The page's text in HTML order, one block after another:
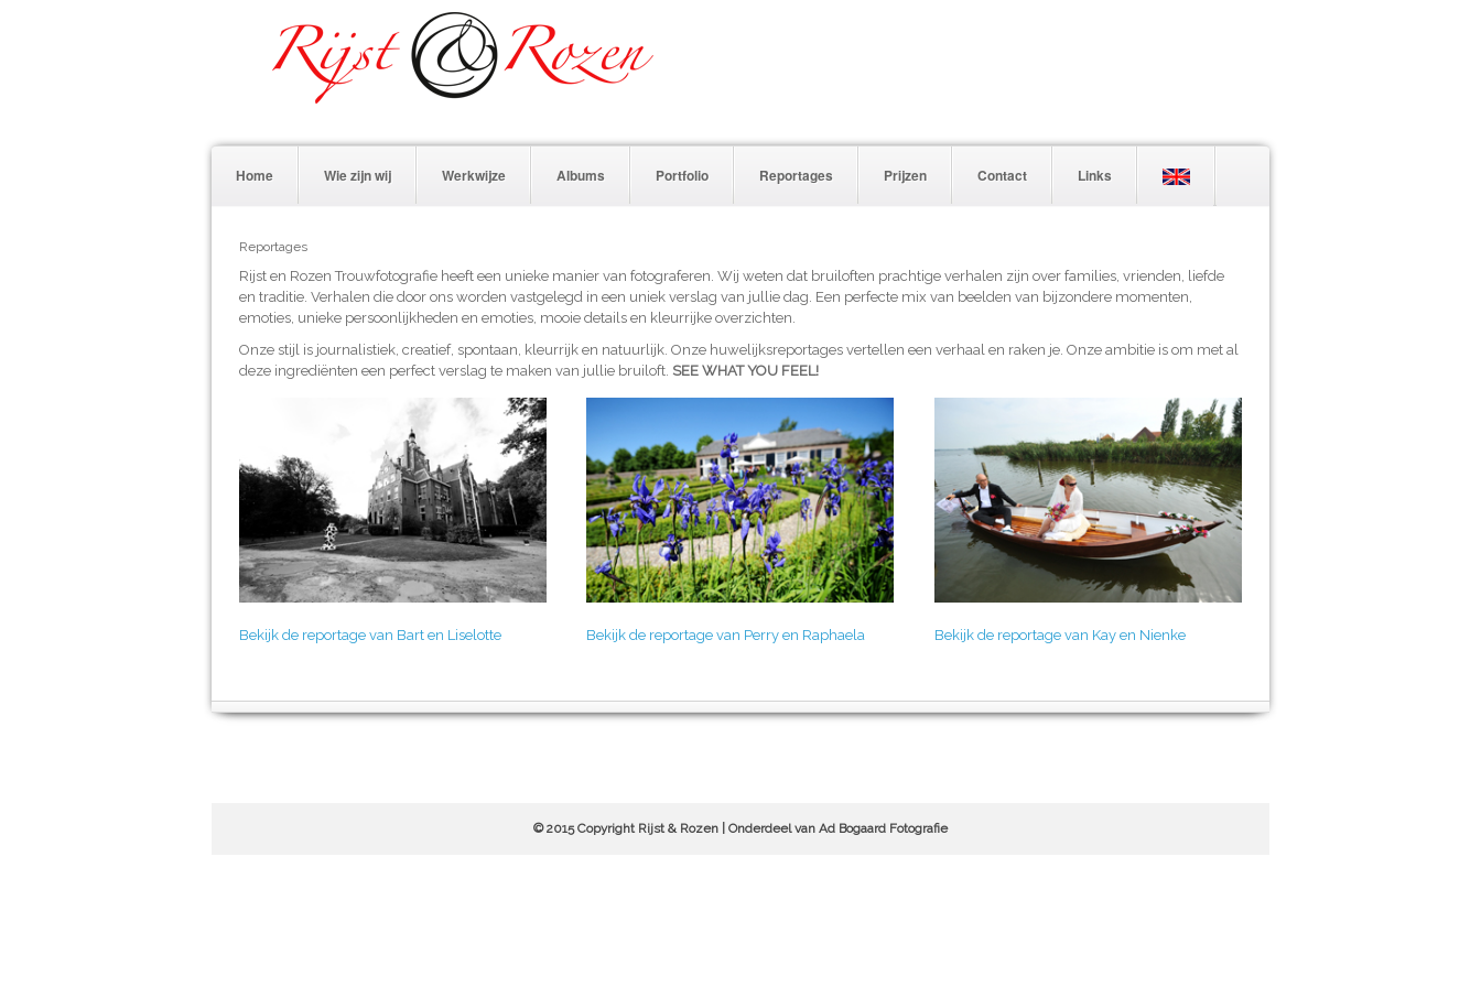
Home Wie zijn wij Werkwijze Albums Portfolio Reportages Prijzen Contact Links
Reportages
Rijst en Rozen Trouwfotografie heeft een unieke manier van fotograferen. Wij weten dat bruiloften prachtige verhalen zijn over families, vrienden, liefde
en traditie. Verhalen die door ons worden vastgelegd in een uniek verslag van jullie dag. Een perfecte mix van beelden van bijzondere momenten,
emoties, unieke persoonlijkheden en emoties, mooie details en kleurrijke overzichten.
Onze stijl is journalistiek, creatief, spontaan, kleurrijk en natuurlijk. Onze huwelijksreportages vertellen een verhaal en raken je. Onze ambitie is om met al
deze ingrediënten een perfect verslag te maken van jullie bruiloft. SEE WHAT YOU FEEL!
Bekijk de reportage van Bart en Liselotte Bekijk de reportage van Perry en Raphaela Bekijk de reportage van Kay en Nienke
© 2015 Copyright Rijst & Rozen | Onderdeel van Ad Bogaard Fotografie